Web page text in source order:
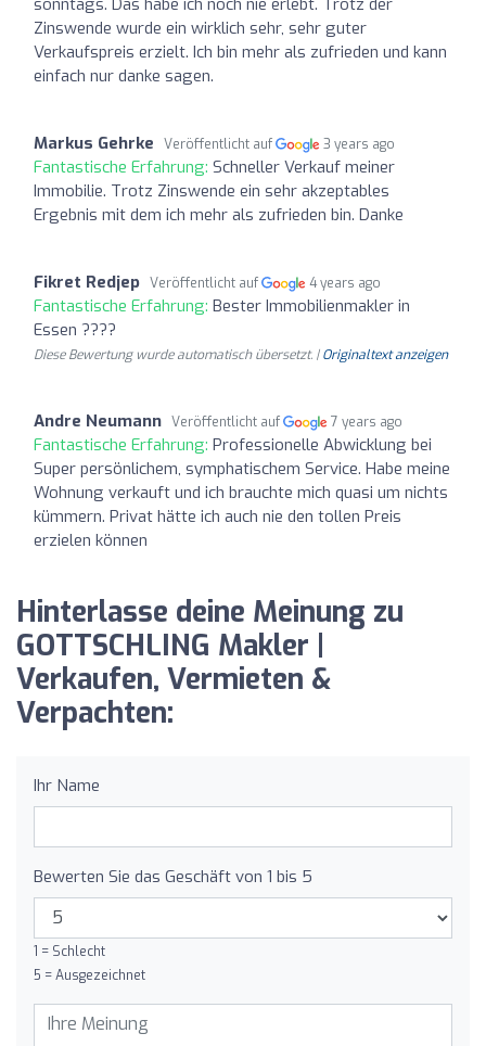
Zinswende wurde ein wirklich sehr, sehr guter
Verkaufspreis erzielt. Ich bin mehr als zufrieden und kann
einfach nur danke sagen.
Markus Gehrke Veröffentlicht auf 3 years ago
Fantastische Erfahrung: Schneller Verkauf meiner
Immobilie. Trotz Zinswende ein sehr akzeptables
Ergebnis mit dem ich mehr als zufrieden bin. Danke
Fikret Redjep Veröffentlicht auf 4 years ago
Fantastische Erfahrung: Bester Immobilienmakler in
Essen ????
Diese Bewertung wurde automatisch übersetzt. |Originaltext anzeigen
Andre Neumann Veröffentlicht auf 7 years ago
Fantastische Erfahrung: Professionelle Abwicklung bei
Super persönlichem, symphatischem Service. Habe meine
Wohnung verkauft und ich brauchte mich quasi um nichts
kümmern. Privat hätte ich auch nie den tollen Preis
erzielen können
Hinterlasse deine Meinung zu
GOTTSCHLING Makler |
Verkaufen, Vermieten &
Verpachten:
Ihr Name
Bewerten Sie das Geschäft von 1 bis 5
1 = Schlecht
5 = Ausgezeichnet